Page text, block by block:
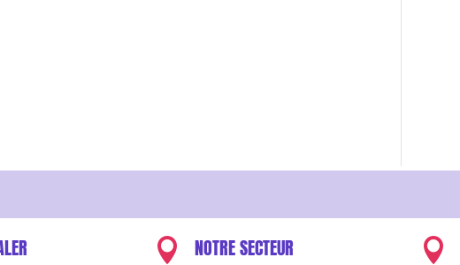
 NOTRE SECTEUR 